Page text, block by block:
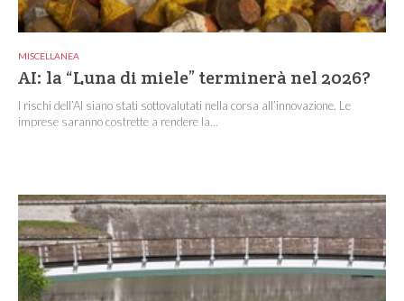
MISCELLANEA
AI: la “Luna di miele” terminerà nel 2026?
I rischi dell’AI siano stati sottovalutati nella corsa all’innovazione. Le
imprese saranno costrette a rendere la...